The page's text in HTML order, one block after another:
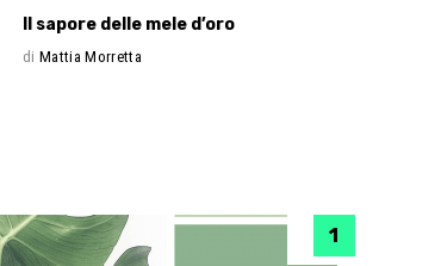
Il sapore delle mele d’oro
di Mattia Morretta